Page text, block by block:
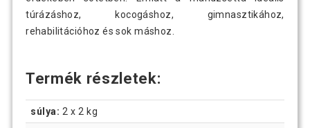
túrázáshoz, kocogáshoz, gimnasztikához,
rehabilitációhoz és sok máshoz.
Termék részletek:
súlya: 2 x 2 kg